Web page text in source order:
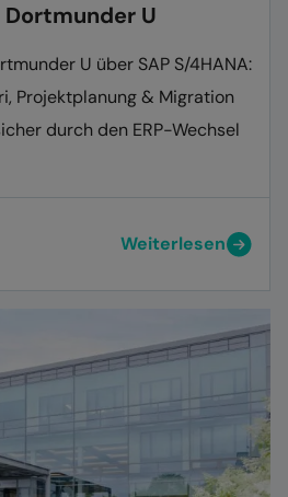
U
U über SAP S/4HANA:
Projektplanung & Migration
durch den ERP-Wechsel
Weiterlesen